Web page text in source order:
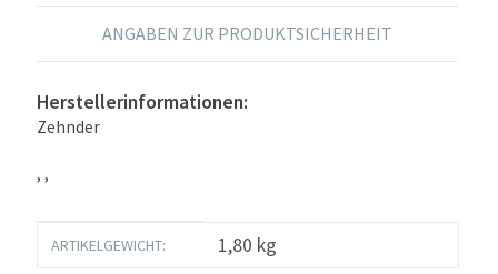
ANGABEN ZUR PRODUKTSICHERHEIT
Herstellerinformationen:
Zehnder
, ,
Produkteigenschaft
Wert
ARTIKELGEWICHT: 1,80 kg